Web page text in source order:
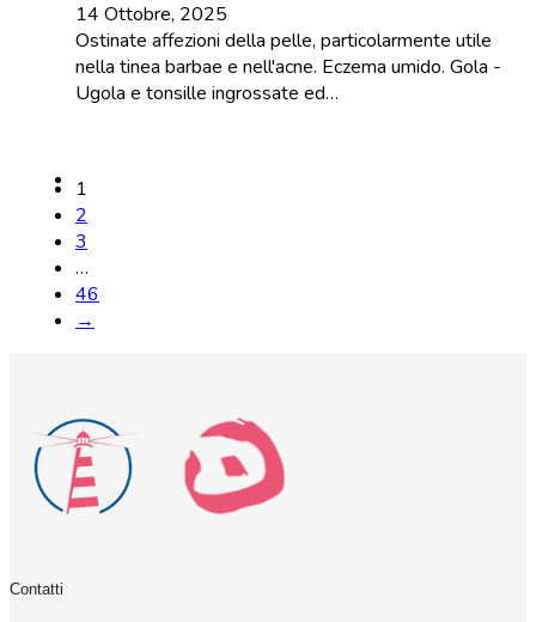
14 Ottobre, 2025
Ostinate affezioni della pelle, particolarmente utile
nella tinea barbae e nell'acne. Eczema umido. Gola -
Ugola e tonsille ingrossate ed…
1
2
3
…
46
→
Contatti